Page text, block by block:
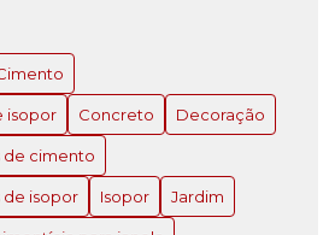
Como Escolher e
Propriedade
Concreto: Como Escolher e
Propriedade
Como Escolher e
Propriedade
isopor Concreto Decoração
de cimento
de isopor Isopor Jardim